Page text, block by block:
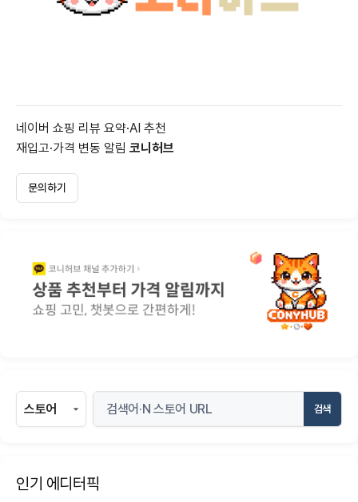
네이버 쇼핑 리뷰 요약·AI 추천
재입고·가격 변동 알림 코니허브
문의하기
검색
인기 에디터픽